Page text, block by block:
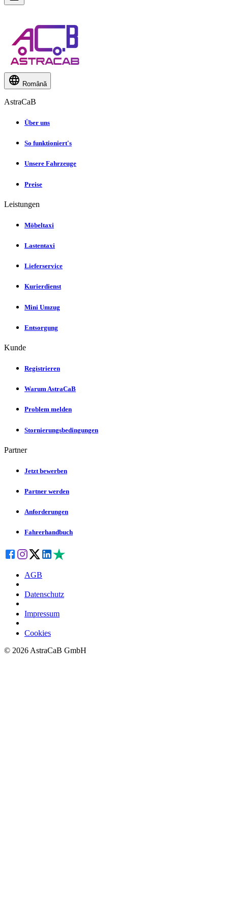
Română
AstraCaB
Über uns
So funktioniert's
Unsere Fahrzeuge
Preise
Leistungen
Möbeltaxi
Lastentaxi
Lieferservice
Kurierdienst
Mini Umzug
Entsorgung
Kunde
Registrieren
Warum AstraCaB
Problem melden
Stornierungsbedingungen
Partner
Jetzt bewerben
Partner werden
Anforderungen
Fahrerhandbuch
AGB
Datenschutz
Impressum
Cookies
© 2026 AstraCaB GmbH